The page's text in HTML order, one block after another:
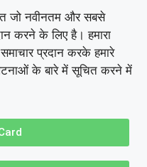
जो नवीनतम और सबसे
करने के लिए है। हमारा
प्रदान करके हमारे
के बारे में सूचित करने में